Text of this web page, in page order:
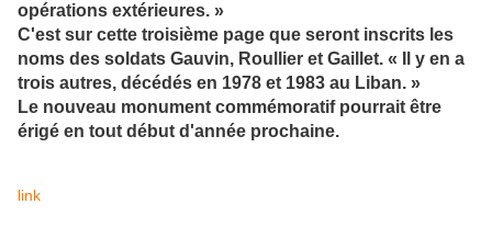
opérations extérieures. »
C'est sur cette troisième page que seront inscrits les
noms des soldats Gauvin, Roullier et Gaillet. « Il y en a
trois autres, décédés en 1978 et 1983 au Liban. »
Le nouveau monument commémoratif pourrait être
érigé en tout début d'année prochaine.
link